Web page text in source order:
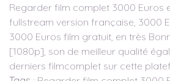
Regarder film complet 3000 Euros
fullstream version française, 3000
3000 Euros film gratuit, en très
[1080p], son de meilleur qualité
derniers filmcomplet sur cette